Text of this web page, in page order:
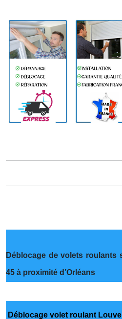
Déblocage de volets roulants
45 à proximité d’Orléans
Déblocage volet roulant